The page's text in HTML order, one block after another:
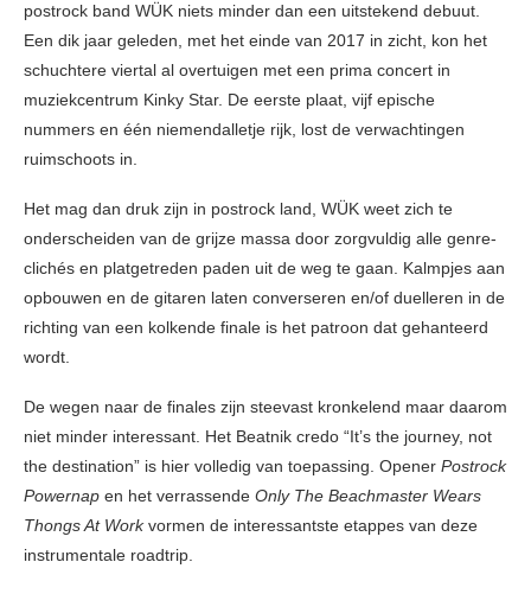
postrock band WÜK niets minder dan een uitstekend debuut.
Een dik jaar geleden, met het einde van 2017 in zicht, kon het
schuchtere viertal al overtuigen met een prima concert in
muziekcentrum Kinky Star. De eerste plaat, vijf epische
nummers en één niemendalletje rijk, lost de verwachtingen
ruimschoots in.
Het mag dan druk zijn in postrock land, WÜK weet zich te
onderscheiden van de grijze massa door zorgvuldig alle genre-
clichés en platgetreden paden uit de weg te gaan. Kalmpjes aan
opbouwen en de gitaren laten converseren en/of duelleren in de
richting van een kolkende finale is het patroon dat gehanteerd
wordt.
De wegen naar de finales zijn steevast kronkelend maar daarom
niet minder interessant. Het Beatnik credo “It’s the journey, not
the destination” is hier volledig van toepassing. Opener Postrock
Powernap en het verrassende Only The Beachmaster Wears
Thongs At Workvormen de interessantste etappes van deze
instrumentale roadtrip.